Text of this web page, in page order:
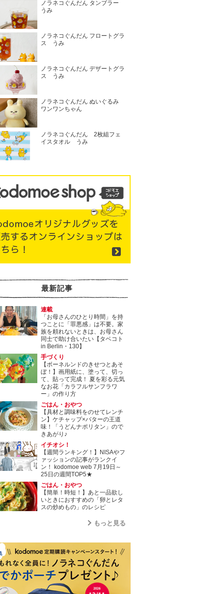
ノラネコぐんだん タンブラー
うみ
ノラネコぐんだん フロートグラ
ス うみ
ノラネコぐんだん デザートグラ
ス うみ
ノラネコぐんだん ぬいぐるみ
ワンワンちゃん
ノラネコぐんだん 2枚組フェ
イスタオル うみ
最新記事
連載
「お母さんのひとり時間」を持
つことに「罪悪感」は不要。家
族を頼れないときは、お母さん
同士で助け合いたい【タベコト
in Berlin・130】
手づくり
【ボーネルンドのきせつとあそ
ぼ！】画用紙に、塗って、切っ
て、貼って完成！ 夏を彩る元気
なお花「カラフルサンフラワ
ー」の作り方
ごはん・おやつ
【具材と調味料をのせてレンチ
ン】ケチャップ×バターの王道
味！「うどんナポリタン」ので
きあがり♪
イチオシ！
【週間ランキング！】NISAやフ
ァッションの記事がランクイ
ン！ kodomoe web 7月19日～
25日の週間TOP5★
ごはん・おやつ
【簡単！時短！】あと一品欲し
いときにおすすめの「卵とレタ
スの炒めもの」のレシピ
もっと見る